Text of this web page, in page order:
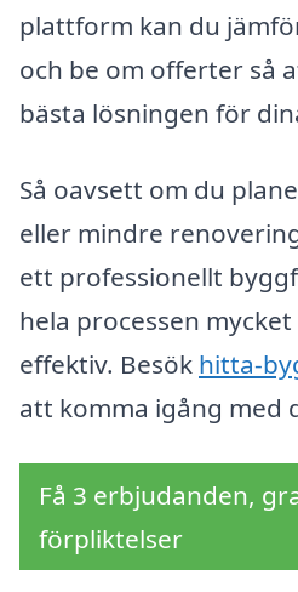
plattform kan du
och be om offerter så
bästa lösningen för
Så oavsett om du
eller mindre
ett professionellt
hela processen
effektiv. Besök hitta-
att komma igång med
Få 3 erbjudanden,
förpliktelser